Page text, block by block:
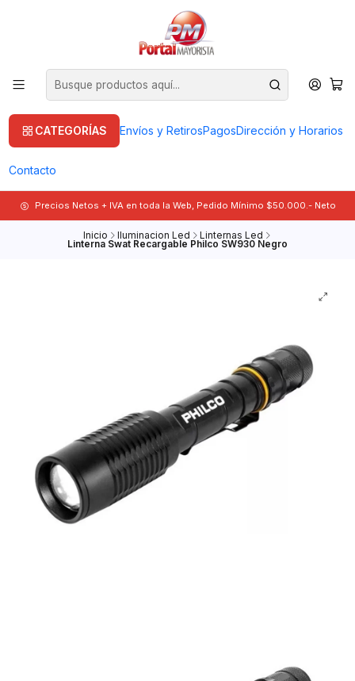
CATEGORÍAS Envíos y RetirosPagosDirección y Horarios
Contacto
Precios Netos + IVA en toda la Web, Pedido Mínimo $50.000.- Neto
Inicio Iluminacion Led Linternas Led
Linterna Swat Recargable Philco SW930 Negro